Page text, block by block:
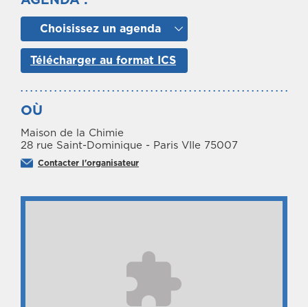
Choisissez un agenda
Télécharger au format ICS
OÙ
Maison de la Chimie
28 rue Saint-Dominique - Paris VIIe 75007
Contacter l'organisateur